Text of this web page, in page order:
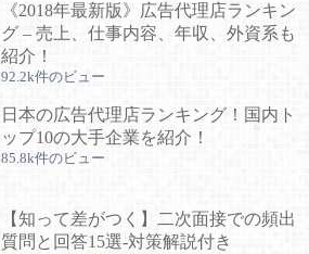
《2018年最新版》広告代理店ランキン
グ – 売上、仕事内容、年収、外資系も
紹介！
92.2k件のビュー
日本の広告代理店ランキング！国内ト
ップ10の大手企業を紹介！
85.8k件のビュー
【知って差がつく】二次面接での頻出
質問と回答15選-対策解説付き